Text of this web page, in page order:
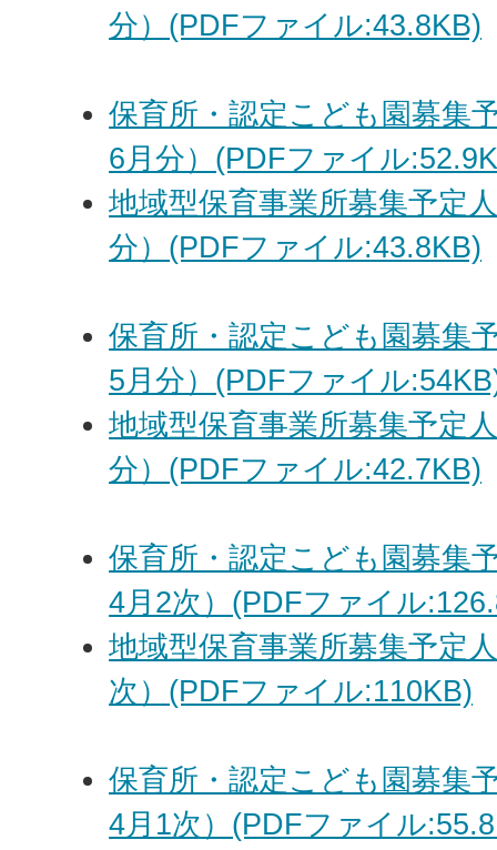
分）(PDFファイル:43.8KB)
保育所・認定こども園募集
6月分）(PDFファイル
地域型保育事業所募集予定
分）(PDFファイル:43.8KB)
保育所・認定こども園募集
5月分）(PDFファイル
地域型保育事業所募集予定
分）(PDFファイル:42.7KB)
保育所・認定こども園募集
4月2次）(PDFファイル
地域型保育事業所募集予定
次）(PDFファイル:110KB)
保育所・認定こども園募集
4月1次）(PDFファイル